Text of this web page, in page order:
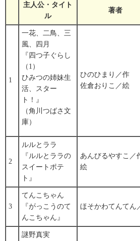
主人公・タイト
ル
著者
1
一花、二鳥、三
風、四月
『四つ子ぐらし
（1）
ひみつの姉妹生
活、スター
ト！』
（角川つばさ文
庫）
ひのひまり／作
佐倉おりこ／絵
2
ルルとララ
『ルルとララの
スイートポテ
ト』
あんびるやすこ／
絵
3
てんこちゃん
『がっこうのて
んこちゃん』
ほそかわてんてん
謎野真実